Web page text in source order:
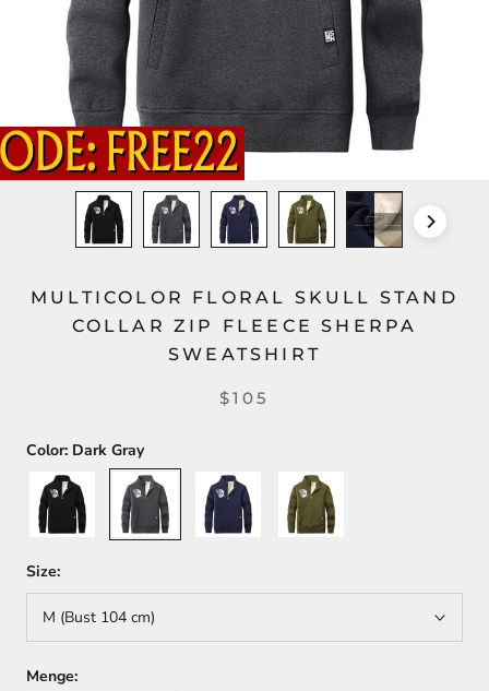
MULTICOLOR FLORAL SKULL STAND
COLLAR ZIP FLEECE SHERPA
SWEATSHIRT
$105
Color: Dark Gray
Black
Dark
Gray
Dark
Blue
Army
Green
Size:
M (Bust 104 cm)
Menge: